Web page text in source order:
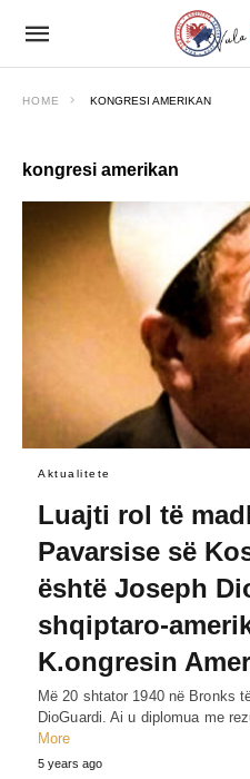
HOME KONGRESI AMERIKAN
kongresi amerikan
Aktualitete
Luajti rol të
Pavarsise së
është Joseph
shqiptaro-
K.ongresin
Më 20 shtator 1940 në Bronks
DioGuardi. Ai u diplomua me
More
5 years ago